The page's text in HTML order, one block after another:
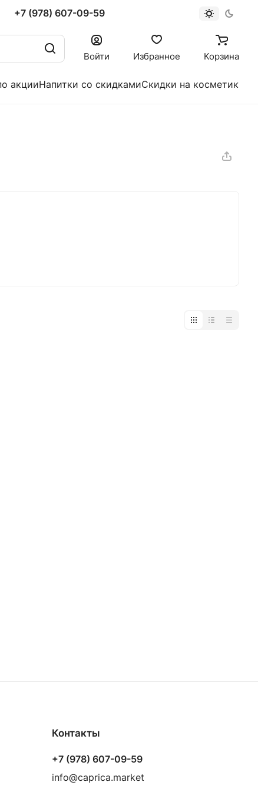
+7 (978) 607-09-59
Войти Избранное Корзина
акцииНапитки со скидкамиСкидки на косметику
Контакты
+7 (978) 607-09-59
info@caprica.market